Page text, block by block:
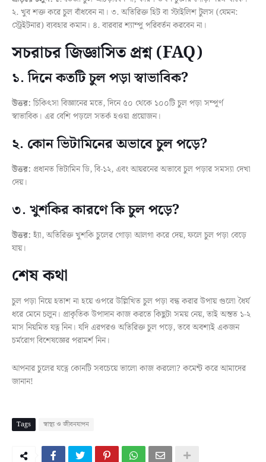
২. খুব শক্ত করে চুল বাঁধবেন না। ৩. অতিরিক্ত হিট বা স্টাইলিশ টুলস (যেমন:
স্ট্রেইটনার) ব্যবহার কমান। ৪. বারবার শ্যাম্পু পরিবর্তন করবেন না।
সচরাচর জিজ্ঞাসিত প্রশ্ন (FAQ)
১. দিনে কতটি চুল পড়া স্বাভাবিক?
উত্তর: চিকিৎসা বিজ্ঞানের মতে, দিনে ৫০ থেকে ১০০টি চুল পড়া সম্পূর্ণ
স্বাভাবিক। এর বেশি পড়লে সতর্ক হওয়া প্রয়োজন।
২. কোন ভিটামিনের অভাবে চুল পড়ে?
উত্তর: প্রধানত ভিটামিন ডি, বি-১২, এবং আয়রনের অভাবে চুল পড়ার সমস্যা দেখা
দেয়।
৩. খুশকির কারণে কি চুল পড়ে?
উত্তর: হ্যাঁ, অতিরিক্ত খুশকি চুলের গোড়া আলগা করে দেয়, ফলে চুল পড়া বেড়ে
যায়।
শেষ কথা
চুল পড়া নিয়ে হতাশ না হয়ে ওপরে উল্লিখিত চুল পড়া বন্ধ করার উপায় গুলো ধৈর্য
ধরে মেনে চলুন। প্রাকৃতিক উপাদান কাজ করতে কিছুটা সময় নেয়, তাই অন্তত ১-২
মাস নিয়মিত যত্ন নিন। যদি এরপরও অতিরিক্ত চুল পড়ে, তবে অবশ্যই একজন
চর্মরোগ বিশেষজ্ঞের পরামর্শ নিন।
আপনার চুলের যত্নে কোনটি সবচেয়ে ভালো কাজ করলো? কমেন্ট করে আমাদের
জানান!
Tags স্বাস্থ্য ও জীবনযাপন